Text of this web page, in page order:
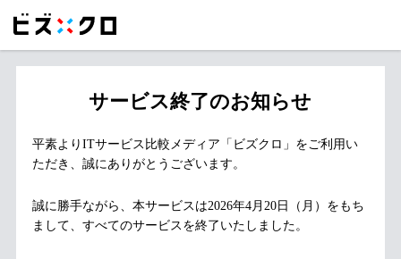
サービス終了のお知らせ
平素よりITサービス比較メディア「ビズクロ」をご利用い
ただき、誠にありがとうございます。
誠に勝手ながら、本サービスは2026年4月20日（月）をもち
まして、すべてのサービスを終了いたしました。